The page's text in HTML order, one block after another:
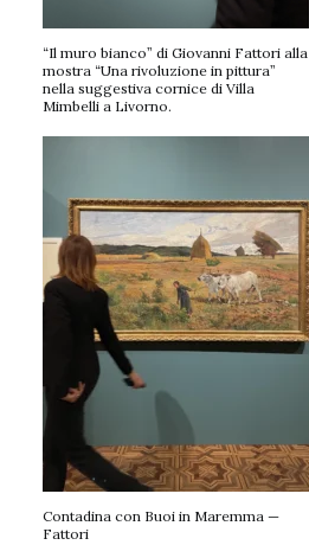
“Il muro bianco” di Giovanni Fattori alla
mostra “Una rivoluzione in pittura”
nella suggestiva cornice di Villa
Mimbelli a Livorno.
Contadina con Buoi in Maremma —
Fattori